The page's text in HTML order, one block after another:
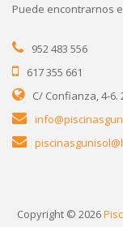
Puede encontrarnos
952 483 556
617 355 661
C/ Confianza, 4-6.
Copyright © 2026